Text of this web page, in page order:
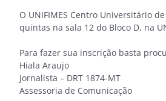
O UNIFIMES Centro Universitário
quintas na sala 12 do Bloco D, na
Para fazer sua inscrição basta
Hiala Araujo
Jornalista – DRT 1874-MT
Assessoria de Comunicação